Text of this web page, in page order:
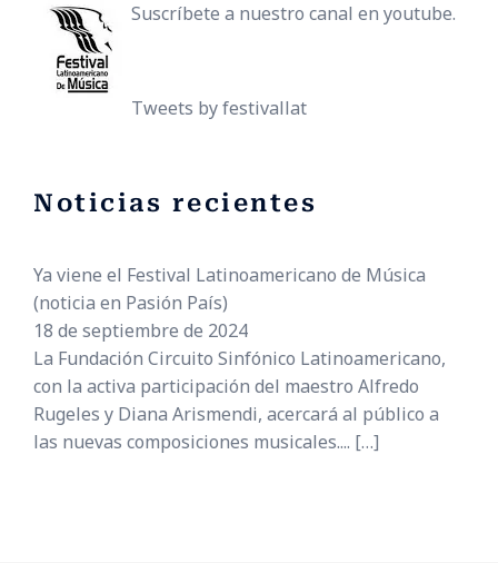
Suscríbete a nuestro canal en youtube.
Tweets by festivallat
Noticias recientes
Ya viene el Festival Latinoamericano de Música
(noticia en Pasión País)
18 de septiembre de 2024
La Fundación Circuito Sinfónico Latinoamericano,
con la activa participación del maestro Alfredo
Rugeles y Diana Arismendi, acercará al público a
las nuevas composiciones musicales.... […]